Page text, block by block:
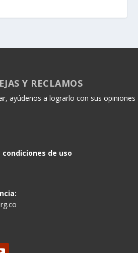
Y RECLAMOS
ayúdenos a lograrlo con sus opiniones
de uso